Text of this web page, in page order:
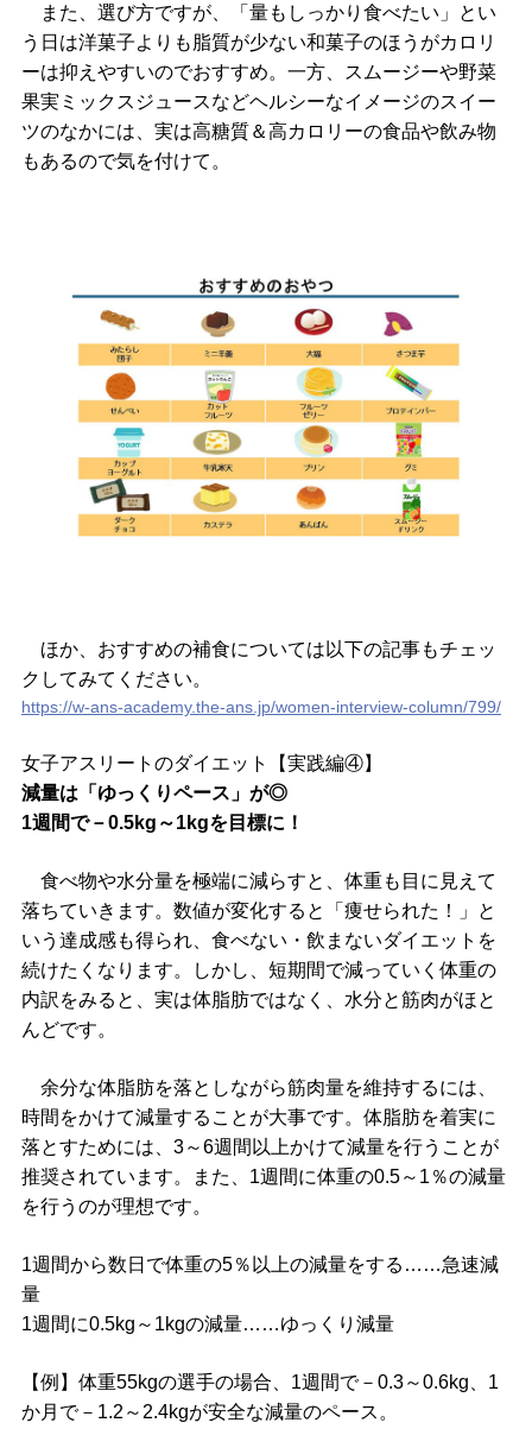
また、選び方ですが、「量もしっかり食べたい」とい
う日は洋菓子よりも脂質が少ない和菓子のほうがカロリ
ーは抑えやすいのでおすすめ。一方、スムージーや野菜
果実ミックスジュースなどヘルシーなイメージのスイー
ツのなかには、実は高糖質＆高カロリーの食品や飲み物
もあるので気を付けて。
ほか、おすすめの補食については以下の記事もチェッ
クしてみてください。
https://w-ans-academy.the-ans.jp/women-interview-column/799/
女子アスリートのダイエット【実践編④】
減量は「ゆっくりペース」が◎
1週間で－0.5kg～1kgを目標に！
食べ物や水分量を極端に減らすと、体重も目に見えて
落ちていきます。数値が変化すると「痩せられた！」と
いう達成感も得られ、食べない・飲まないダイエットを
続けたくなります。しかし、短期間で減っていく体重の
内訳をみると、実は体脂肪ではなく、水分と筋肉がほと
んどです。
余分な体脂肪を落としながら筋肉量を維持するには、
時間をかけて減量することが大事です。体脂肪を着実に
落とすためには、3～6週間以上かけて減量を行うことが
推奨されています。また、1週間に体重の0.5～1％の減量
を行うのが理想です。
1週間から数日で体重の5％以上の減量をする……急速減
量
1週間に0.5kg～1kgの減量……ゆっくり減量
【例】体重55kgの選手の場合、1週間で－0.3～0.6kg、1
か月で－1.2～2.4kgが安全な減量のペース。